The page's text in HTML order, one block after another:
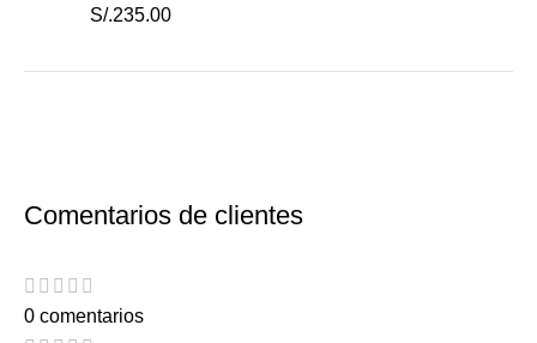
S/.235.00
Comentarios de clientes
0 comentarios